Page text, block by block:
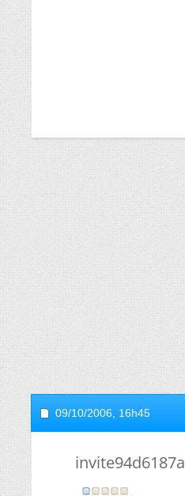
09/10/2006, 16h45
invite94d6187a